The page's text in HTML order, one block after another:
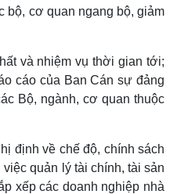
bộ, cơ quan ngang bộ, giảm
và nhiệm vụ thời gian tới;
cáo của Ban Cán sự đảng
Bộ, ngành, cơ quan thuộc
định về chế độ, chính sách
quản lý tài chính, tài sản
xếp các doanh nghiệp nhà